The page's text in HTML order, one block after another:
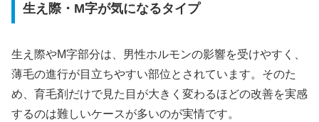
生え際・M字が気になるタイプ
生え際やM字部分は、男性ホルモンの影響を受けやすく、
薄毛の進行が目立ちやすい部位とされています。そのた
め、育毛剤だけで見た目が大きく変わるほどの改善を実感
するのは難しいケースが多いのが実情です。